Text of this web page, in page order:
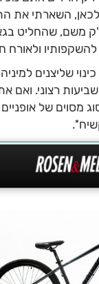
השארתי את
משם, שהחליט
ולאורח
שליצנים
רצוני. ואם
מסוים של אופניים